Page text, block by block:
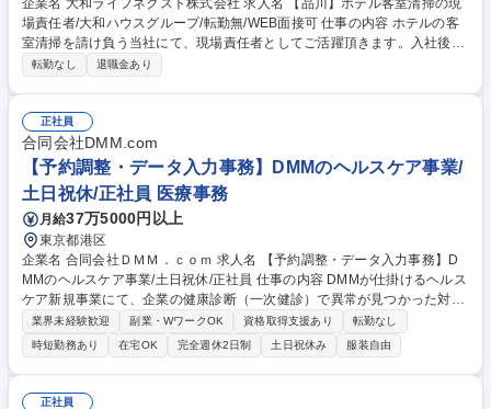
企業名 大和ライフネクスト株式会社 求人名 【品川】ホテル客室清掃の現
場責任者/大和ハウスグループ/転勤無/WEB面接可 仕事の内容 ホテルの客
室清掃を請け負う当社にて、現場責任者としてご活躍頂きます。入社後は
先輩もしくはホテル担当者とイチから業務を学び、4ヵ月～半年程度かけ
ントロール＆人員配置 ■ホテルへの完了報告 ■収支確認 ■スタッフの育成
※1日あたりのスタッフ数は14名ほどです。 ※1つのホテルにつき、現場
責任者は1名が基本。大きいホテルの場合は、副責任者と2名で管理するこ
ともあります。 募集職種 【品川】ホテル客室清掃の現場責任者/大和ハウ
スグループ/転勤無/WEB面接可
転勤なし 退職金あり
正社員
合同会社DMM.com
【予約調整・データ入力事務】DMMのヘルスケア事業/
土日祝休/正社員 医療事務
月給37万5000円以上
東京都港区
企業名 合同会社ＤＭＭ．ｃｏｍ 求人名 【予約調整・データ入力事務】D
MMのヘルスケア事業/土日祝休/正社員 仕事の内容 DMMが仕掛けるヘルス
ケア新規事業にて、企業の健康診断（一次健診）で異常が見つかった対象
者へ、詳細な検査（二次健診）の受診を促すアプローチや、受診に向けた
予約日程の調整、データ入力を担当します。 健康を守るため、未受診の方
へ電話やメールで必要性を伝え受診枠を調整する、社会貢献度の高い事務
職です。■対象者抽出：一次健診結果から対象者をリスト化■受診勧奨・調
整：未申込者へ理由をヒアリングし、受診枠の確保・日程調整や質問回答
業界未経験歓迎 副業・WワークOK 資格取得支援あり
転勤なし
時短勤務あり
在宅OK 完全週休2日制 土日祝休み 服装自由
正社員